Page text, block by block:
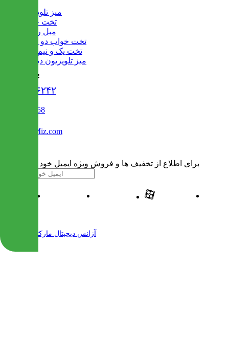
میز تلویزیون
تخت خواب
مبل راحتی
تخت خواب دو طبقه
تخت یک و نیم نفره
میز تلویزیون دیواری
تماس با ما :
۰۲۱۹۱۳۰۶۲۴۲
02122509458
Info@IranMiz.com
برای اطلاع از تخفیف ها و فروش ویژه ایمیل خود را وارد کنید
آژانس دیجیتال مارکتینگ مهرنت